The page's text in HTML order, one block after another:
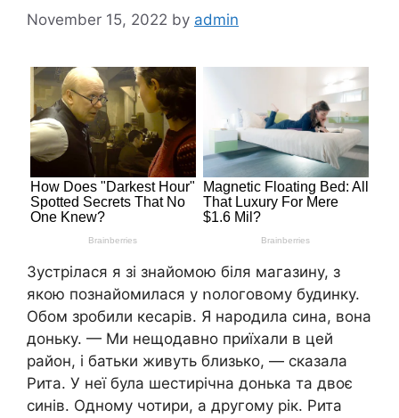
November 15, 2022 by admin
Зустрілася я зі знайомою біля магазину, з
якою познайомилася у ոологовому будинку.
Обом зробили кecapiв. Я нарօдила сина, вона
доньку. — Ми нещодавно приїхали в цей
район, і батьки живуть близько, — сказала
Рита. У неї була шестирічна донька та двоє
синів. Одному чотири, а другому рік. Рита